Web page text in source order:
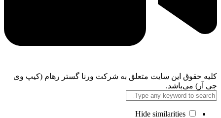
کلیه حقوق این سایت متعلق به شرکت ورنا گستر رهام (کیپ وی
جی آر) می‌باشد.